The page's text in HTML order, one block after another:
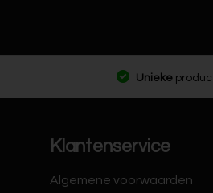
Unieke
Klantenservice
Algemene voorwaarden